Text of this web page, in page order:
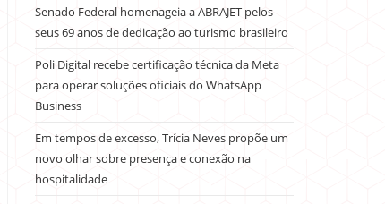
Senado Federal homenageia a ABRAJET pelos
seus 69 anos de dedicação ao turismo brasileiro
Poli Digital recebe certificação técnica da Meta
para operar soluções oficiais do WhatsApp
Business
Em tempos de excesso, Trícia Neves propõe um
novo olhar sobre presença e conexão na
hospitalidade